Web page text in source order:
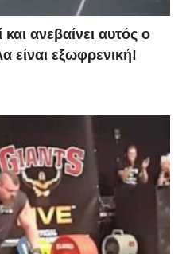
ανεβαίνει αυτός ο
είναι εξωφρενική!